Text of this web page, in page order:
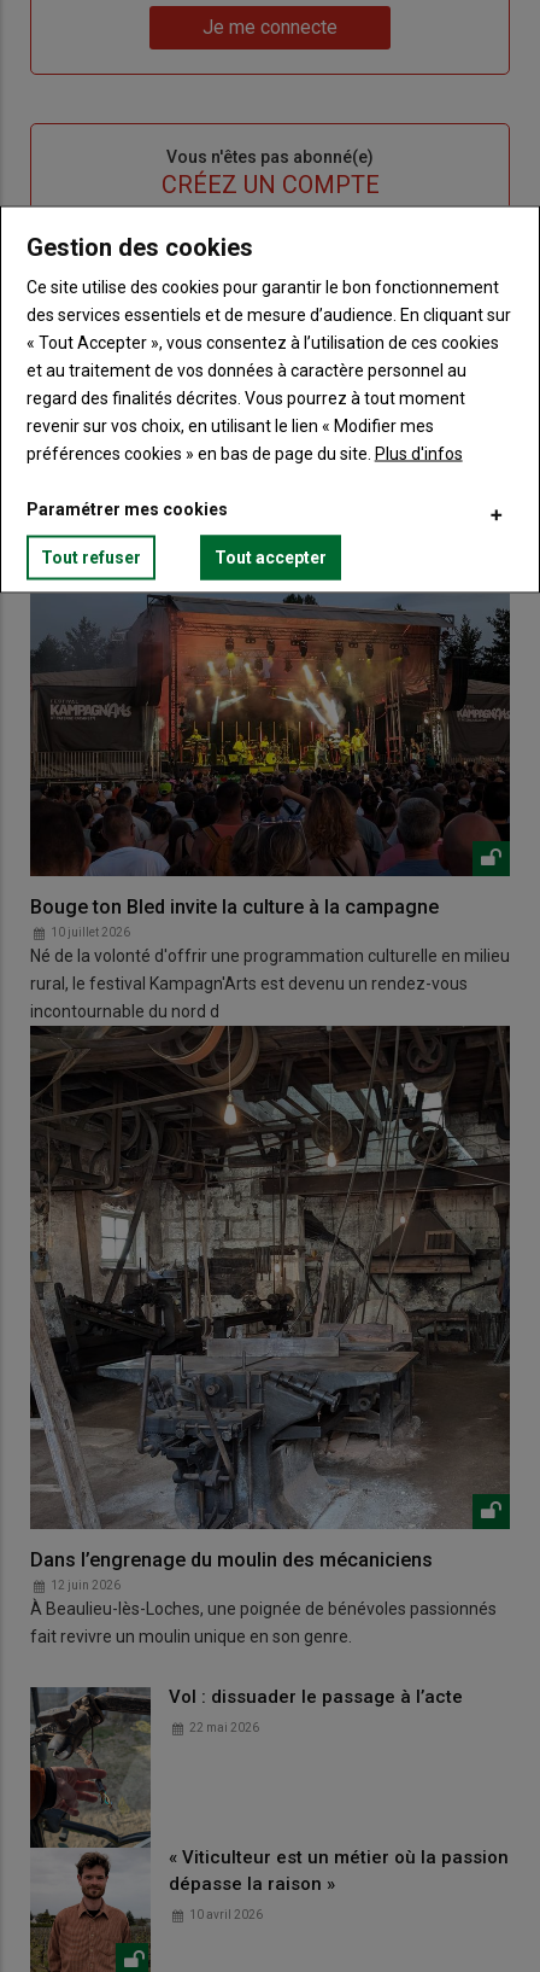
de
me
Je me connecte
Vous n'êtes pas abonné(e)
CRÉEZ UN COMPTE
BodyChoisissez votre formule et créez votre
compte pour accéder à tout Terre de
Touraine.
Lien Créez un compte
VOUS AIMEREZ AUSSI
Bouge ton Bled invite la culture à la campagne
10 juillet 2026
Né de la volonté d'offrir une programmation culturelle en milieu
rural, le festival Kampagn'Arts est devenu un rendez-vous
incontournable du nord d
Dans l’engrenage du moulin des mécaniciens
12 juin 2026
À Beaulieu-lès-Loches, une poignée de bénévoles passionnés
fait revivre un moulin unique en son genre.
Vol : dissuader le passage à l’acte
22 mai 2026
« Viticulteur est un métier où la passion
dépasse la raison »
10 avril 2026
Gestion des cookies
Ce site utilise des cookies pour garantir le bon fonctionnement
des services essentiels et de mesure d’audience. En cliquant sur
« Tout Accepter », vous consentez à l’utilisation de ces cookies
et au traitement de vos données à caractère personnel au
regard des finalités décrites. Vous pourrez à tout moment
revenir sur vos choix, en utilisant le lien « Modifier mes
préférences cookies » en bas de page du site. Plus d'infos
Paramétrer mes cookies
Tout refuser Tout accepter